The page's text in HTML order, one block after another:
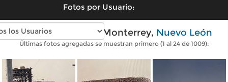
Fotos por Usuario:
Fotos antiguas de Monterrey, Nuevo León
Últimas fotos agregadas se muestran primero (1 al 24 de 1009):